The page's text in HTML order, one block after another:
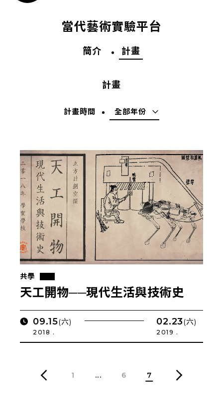
當代藝術實驗平台
簡介 計畫
計畫
計畫時間 全部年份
共學
天工開物──現代生活與技術史
09.15(六)
2018 .
02.23(六)
2019 .
1 ... 6 7